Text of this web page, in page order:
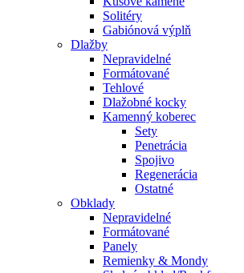
Solitéry
Gabiónová výplň
Dlažby
Nepravidelné
Formátované
Tehlové
Dlažobné kocky
Kamenný koberec
Sety
Penetrácia
Spojivo
Regenerácia
Ostatné
Obklady
Nepravidelné
Formátované
Panely
Remienky & Mondy